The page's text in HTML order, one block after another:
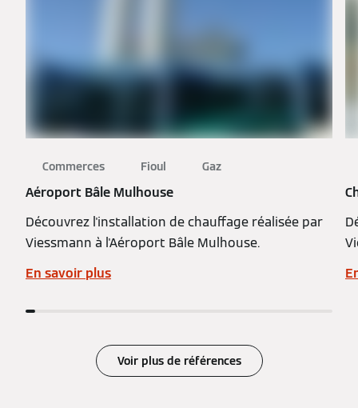
Commerces Fioul Gaz
Aéroport Bâle Mulhouse
Découvrez l'installation de chauffage réalisée par
Viessmann à l'Aéroport Bâle Mulhouse.
En savoir plus
Voir plus de références